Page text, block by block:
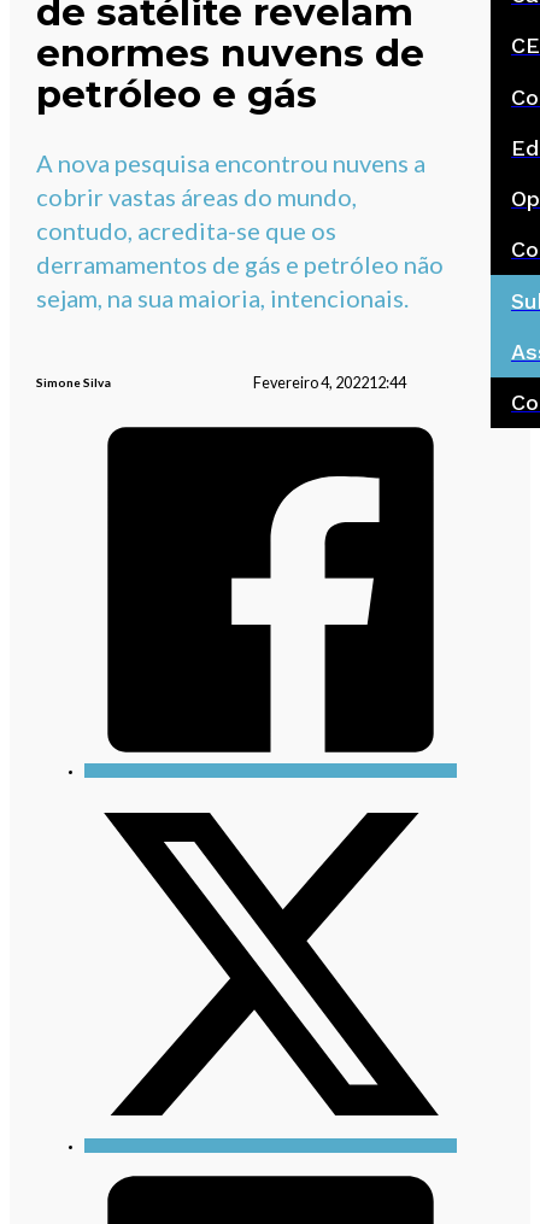
de satélite revelam
enormes nuvens de
petróleo e gás
A nova pesquisa encontrou nuvens a
cobrir vastas áreas do mundo,
contudo, acredita-se que os
derramamentos de gás e petróleo não
sejam, na sua maioria, intencionais.
Simone Silva Fevereiro 4, 202212:44